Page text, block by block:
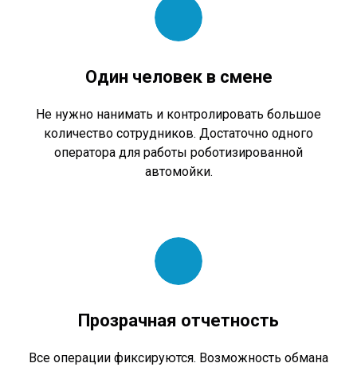
Один человек в смене
Не нужно нанимать и контролировать большое
количество сотрудников. Достаточно одного
оператора для работы роботизированной
автомойки.
Прозрачная отчетность
Все операции фиксируются. Возможность обмана